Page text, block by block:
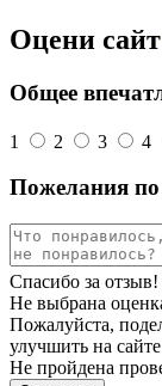
Оцени сайт
Общее
1 2 3 4
Пожелания
Спасибо за отзыв!
Не выбрана
Пожалуйста,
улучшить на сайте
Не пройдена